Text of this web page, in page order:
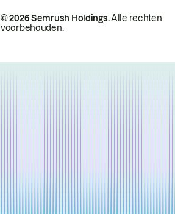
© 2026 Semrush Holdings.Alle rechten
voorbehouden.